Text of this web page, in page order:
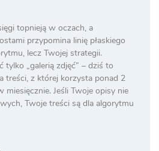
topnieją w oczach, a
przypomina linię płaskiego
lecz Twojej strategii.
tylko „galerią zdjęć” – dziś to
treści, z której korzysta ponad 2
Jeśli Twoje opisy nie
Twoje treści są dla algorytmu